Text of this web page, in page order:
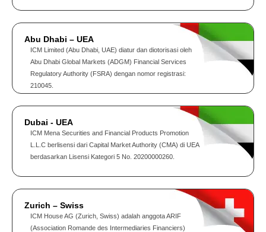
Abu Dhabi – UEA
ICM Limited (Abu Dhabi, UAE) diatur dan diotorisasi oleh
Abu Dhabi Global Markets (ADGM) Financial Services
Regulatory Authority (FSRA) dengan nomor registrasi:
210045.
Dubai - UEA
ICM Mena Securities and Financial Products Promotion
L.L.C berlisensi dari Capital Market Authority (CMA) di UEA
berdasarkan Lisensi Kategori 5 No. 20200000260.
Zurich – Swiss
ICM House AG (Zurich, Swiss) adalah anggota ARIF
(Association Romande des Intermediaries Financiers)